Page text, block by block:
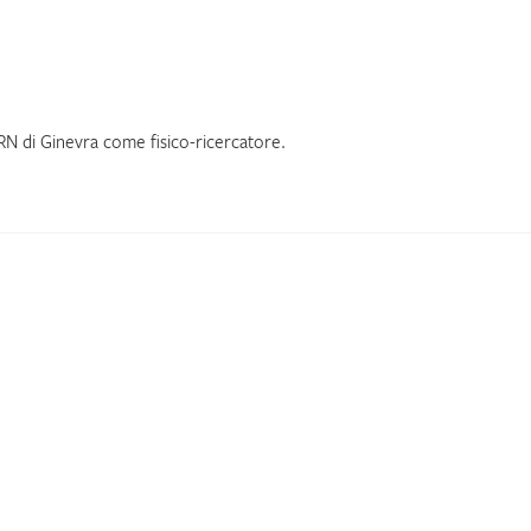
di Ginevra come fisico-ricercatore.